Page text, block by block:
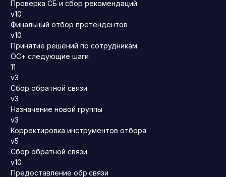
Проверка СБ и сбор рекомендаций
v10
Финальный отбор претендентов
v10
Принятие решений по сотрудникам
ОС+ следующие шаги
11
v3
Сбор обратной связи
v3
Назначение новой группы
v3
Корректировка инструментов отбора
v5
Сбор обратной связи
v10
Предоставление обр.связи